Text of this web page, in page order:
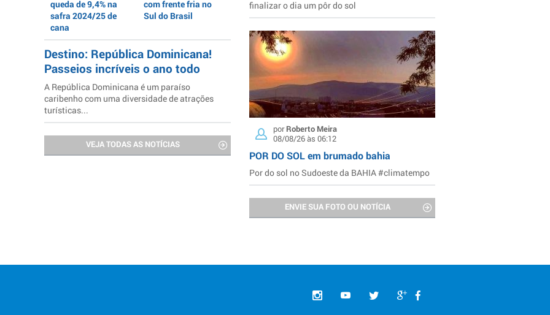
queda de 9,4% na
safra 2024/25 de
cana
com frente fria no
Sul do Brasil
Destino: República Dominicana!
Passeios incríveis o ano todo
A República Dominicana é um paraíso
caribenho com uma diversidade de atrações
turísticas...
VEJA TODAS AS NOTÍCIAS
finalizar o dia um pôr do sol
porRoberto Meira
08/08/26 às 06:12
POR DO SOL em brumado bahia
Por do sol no Sudoeste da BAHIA #climatempo
ENVIE SUA FOTO OU NOTÍCIA